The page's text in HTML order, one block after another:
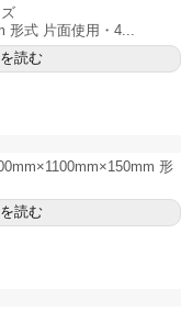
形式 片面使用・4...
読む
形
読む